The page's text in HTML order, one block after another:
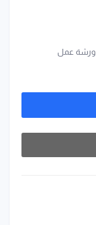
ورشة عمل